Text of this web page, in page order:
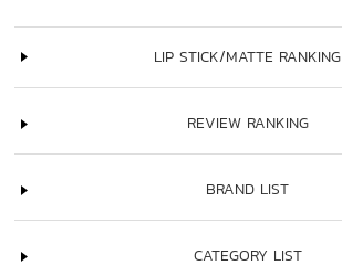
LIP STICK/MATTE RANKING
REVIEW RANKING
BRAND LIST
CATEGORY LIST